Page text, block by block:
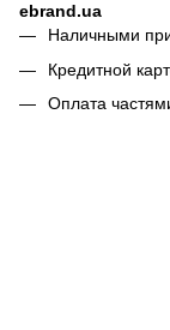
ebrand.ua
Наличными
Кредитной
Оплата